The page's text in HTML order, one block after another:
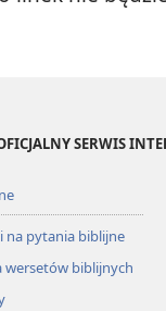
SERWIS
na pytania biblijne
wersetów biblijnych